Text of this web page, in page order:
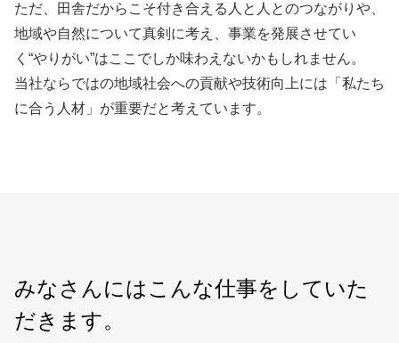
ただ、田舎だからこそ付き合える人と人とのつながりや、
地域や自然について真剣に考え、 事業を発展させてい
く“やりがい”はここでしか味わえないかもしれません。
当社ならではの地域社会への貢献や技術向上には「私たち
に合う人材」が重要だと考えています。
みなさんにはこんな仕事をしていた
だきます。